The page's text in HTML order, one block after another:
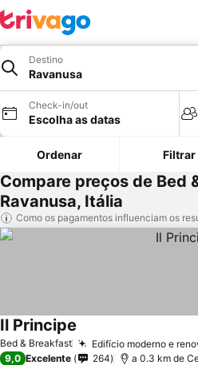
Destino
Ravanusa
Check-in/out
Escolha as datas
Ordenar Filtrar
Compare preços de Bed
Ravanusa, Itália
Como os pagamentos influenciam os
Bed & Breakfast Edifício moderno e
Il Principe
9,0 Excelente 264 a 0.3 km de